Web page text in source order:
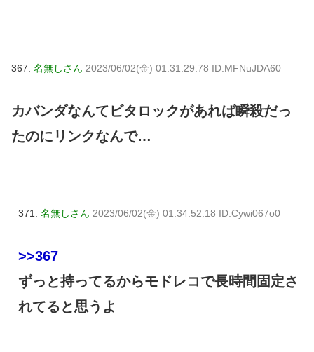
367: 名無しさん 2023/06/02(金) 01:31:29.78 ID:MFNuJDA60
カバンダなんてビタロックがあれば瞬殺だっ
たのにリンクなんで…
371: 名無しさん 2023/06/02(金) 01:34:52.18 ID:Cywi067o0
>>367
ずっと持ってるからモドレコで長時間固定さ
れてると思うよ